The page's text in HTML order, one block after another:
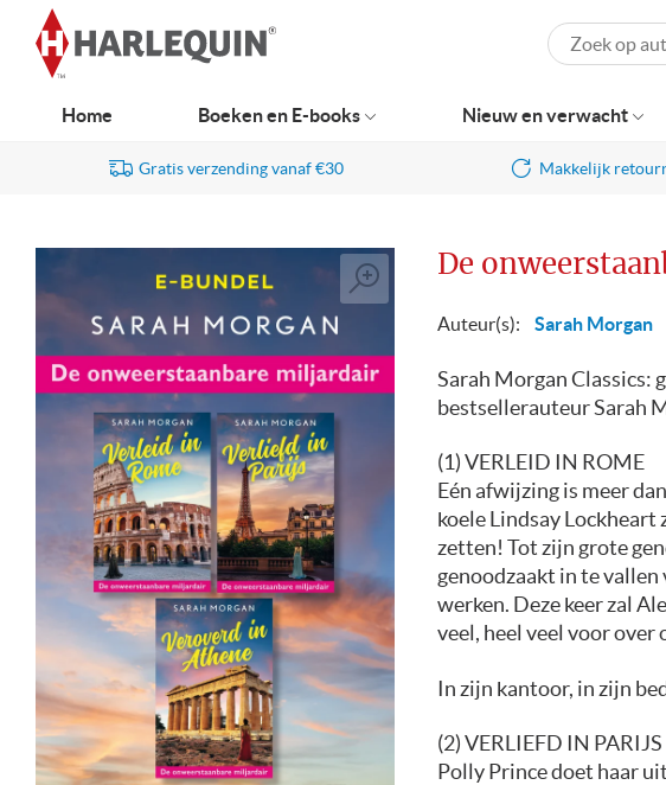
navigatie
Gratis verzending vanaf €30 Makkelijk
De
Auteur(s): Sarah Morgan
Sarah Morgan Classics:
bestsellerauteur Sarah
(1) VERLEID IN ROME
Eén afwijzing is meer
koele Lindsay Lockheart
zetten! Tot zijn grote
genoodzaakt in te vallen
werken. Deze keer zal
veel, heel veel voor over
In zijn kantoor, in zijn
(2) VERLIEFD IN PARIJS
Polly Prince doet haar
Zoeken
Home Boeken en E-books Nieuw en verwacht